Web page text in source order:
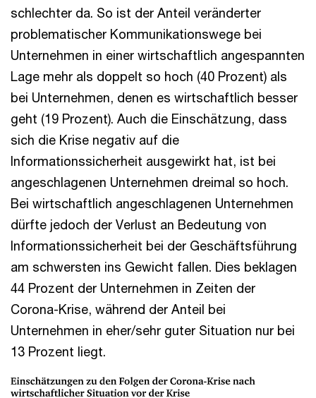
schlechter da. So ist der Anteil veränderter
problematischer Kommunikationswege bei
Unternehmen in einer wirtschaftlich angespannten
Lage mehr als doppelt so hoch (40 Prozent) als
bei Unternehmen, denen es wirtschaftlich besser
geht (19 Prozent). Auch die Einschätzung, dass
sich die Krise negativ auf die
Informationssicherheit ausgewirkt hat, ist bei
angeschlagenen Unternehmen dreimal so hoch.
Bei wirtschaftlich angeschlagenen Unternehmen
dürfte jedoch der Verlust an Bedeutung von
Informationssicherheit bei der Geschäftsführung
am schwersten ins Gewicht fallen. Dies beklagen
44 Prozent der Unternehmen in Zeiten der
Corona-Krise, während der Anteil bei
Unternehmen in eher/sehr guter Situation nur bei
13 Prozent liegt.